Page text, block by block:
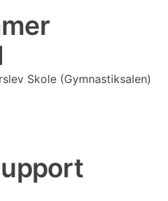
Skole (Gymnastiksalen)